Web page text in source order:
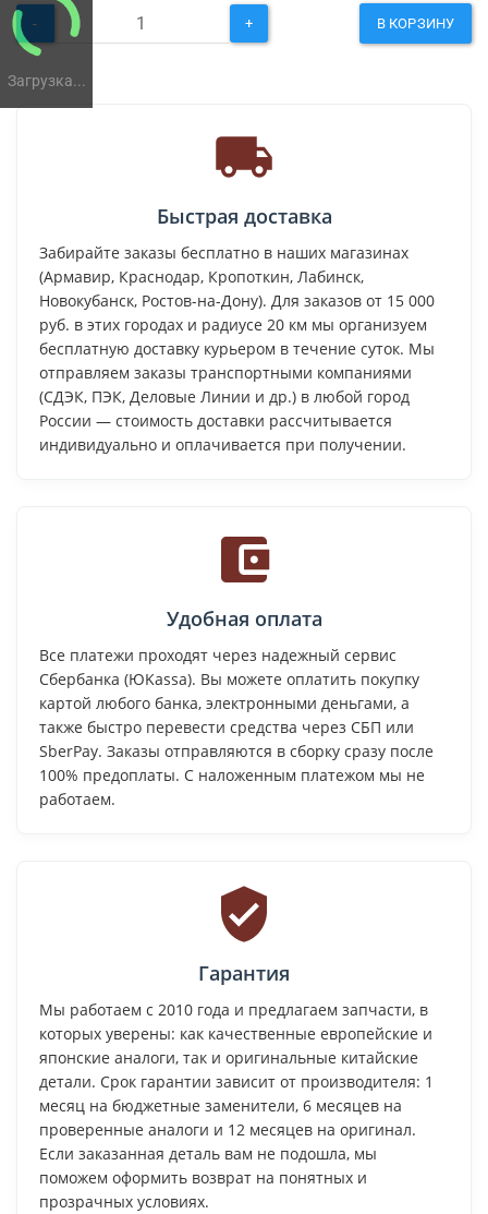
Загрузка...
- + В КОРЗИНУ
Быстрая доставка
Забирайте заказы бесплатно в наших магазинах
(Армавир, Краснодар, Кропоткин, Лабинск,
Новокубанск, Ростов-на-Дону). Для заказов от 15 000
руб. в этих городах и радиусе 20 км мы организуем
бесплатную доставку курьером в течение суток. Мы
отправляем заказы транспортными компаниями
(СДЭК, ПЭК, Деловые Линии и др.) в любой город
России — стоимость доставки рассчитывается
индивидуально и оплачивается при получении.
Удобная оплата
Все платежи проходят через надежный сервис
Сбербанка (ЮKassa). Вы можете оплатить покупку
картой любого банка, электронными деньгами, а
также быстро перевести средства через СБП или
SberPay. Заказы отправляются в сборку сразу после
100% предоплаты. С наложенным платежом мы не
работаем.
Гарантия
Мы работаем с 2010 года и предлагаем запчасти, в
которых уверены: как качественные европейские и
японские аналоги, так и оригинальные китайские
детали. Срок гарантии зависит от производителя: 1
месяц на бюджетные заменители, 6 месяцев на
проверенные аналоги и 12 месяцев на оригинал.
Если заказанная деталь вам не подошла, мы
поможем оформить возврат на понятных и
прозрачных условиях.